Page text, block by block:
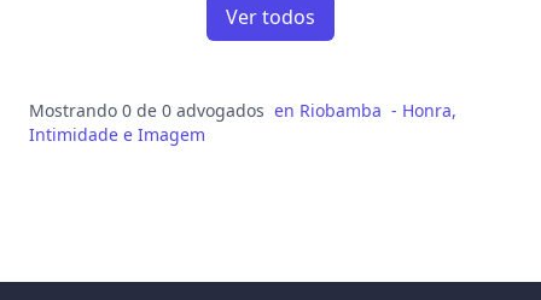
Ver todos
Mostrando 0 de 0 advogados en Riobamba - Honra,
Intimidade e Imagem